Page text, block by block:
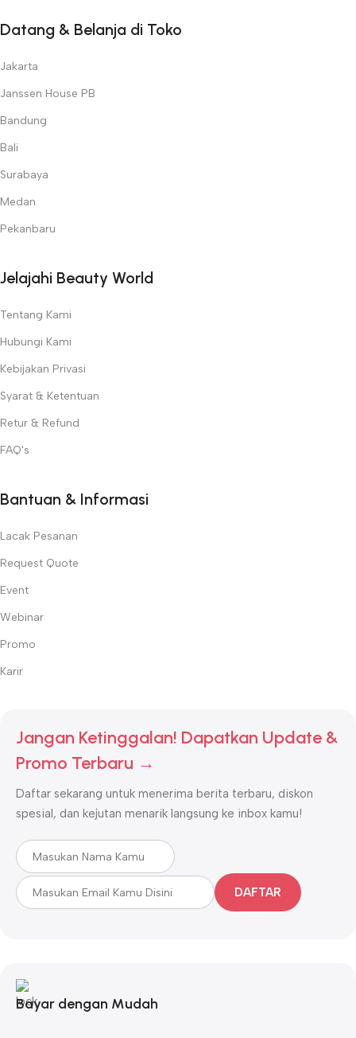
Datang & Belanja di Toko
Jakarta
Janssen House PB
Bandung
Bali
Surabaya
Medan
Pekanbaru
Jelajahi Beauty World
Tentang Kami
Hubungi Kami
Kebijakan Privasi
Syarat & Ketentuan
Retur & Refund
FAQ's
Bantuan & Informasi
Lacak Pesanan
Request Quote
Event
Webinar
Promo
Karir
Jangan Ketinggalan! Dapatkan Update &
Promo Terbaru →
Daftar sekarang untuk menerima berita terbaru, diskon
spesial, dan kejutan menarik langsung ke inbox kamu!
DAFTAR
Bayar dengan Mudah